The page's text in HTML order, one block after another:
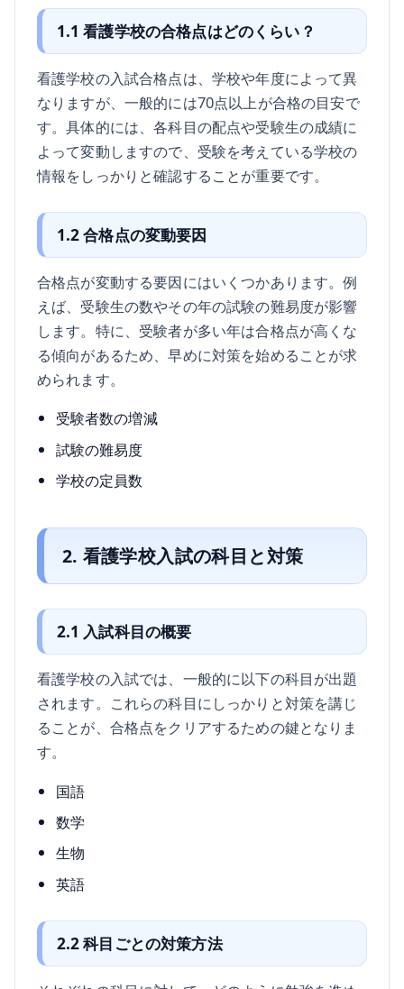
1.1 看護学校の合格点はどのくらい？
看護学校の入試合格点は、学校や年度によって異
なりますが、一般的には70点以上が合格の目安で
す。具体的には、各科目の配点や受験生の成績に
よって変動しますので、受験を考えている学校の
情報をしっかりと確認することが重要です。
1.2 合格点の変動要因
合格点が変動する要因にはいくつかあります。例
えば、受験生の数やその年の試験の難易度が影響
します。特に、受験者が多い年は合格点が高くな
る傾向があるため、早めに対策を始めることが求
められます。
受験者数の増減
試験の難易度
学校の定員数
2. 看護学校入試の科目と対策
2.1 入試科目の概要
看護学校の入試では、一般的に以下の科目が出題
されます。これらの科目にしっかりと対策を講じ
ることが、合格点をクリアするための鍵となりま
す。
国語
数学
生物
英語
2.2 科目ごとの対策方法